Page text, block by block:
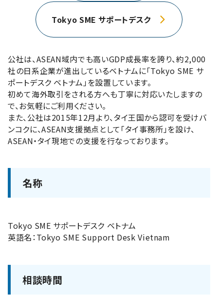
Tokyo SME サポートデスク
公社は、ASEAN域内でも高いGDP成長率を誇り、約2,000
社の日系企業が進出しているベトナムに「Tokyo SME サ
ポートデスク ベトナム」を設置しています。
初めて海外取引をされる方へも丁寧に対応いたしますの
で、お気軽にご利用ください。
また、公社は2015年12月より、タイ王国から認可を受けバ
ンコクに、ASEAN支援拠点として「タイ事務所」を設け、
ASEAN・タイ現地での支援を行なっております。
名称
Tokyo SME サポートデスク ベトナム
英語名：Tokyo SME Support Desk Vietnam
相談時間